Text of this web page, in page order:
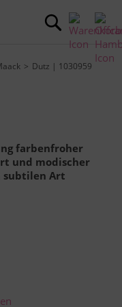
Dutz | 1030959
farbenfroher
und modischer
subtilen Art